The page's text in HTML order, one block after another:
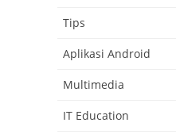
Tips
Aplikasi Android
Multimedia
IT Education